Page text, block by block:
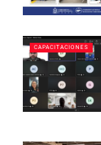
CAPACITACIONES